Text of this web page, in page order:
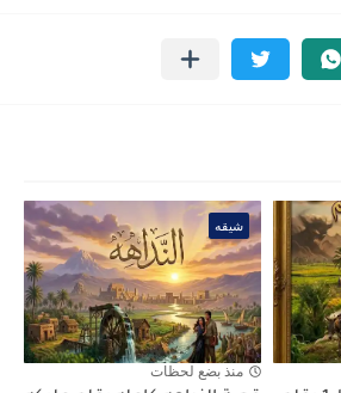
شيقه
منذ بضع لحظات